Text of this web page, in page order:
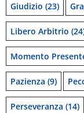
Giudizio (23)
Libero Arbitrio
Momento
Pazienza (9)
Perseveranza (14)